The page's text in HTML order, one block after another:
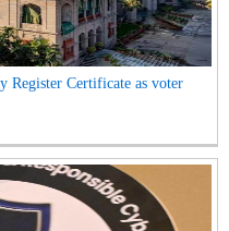
Register Certificate as voter